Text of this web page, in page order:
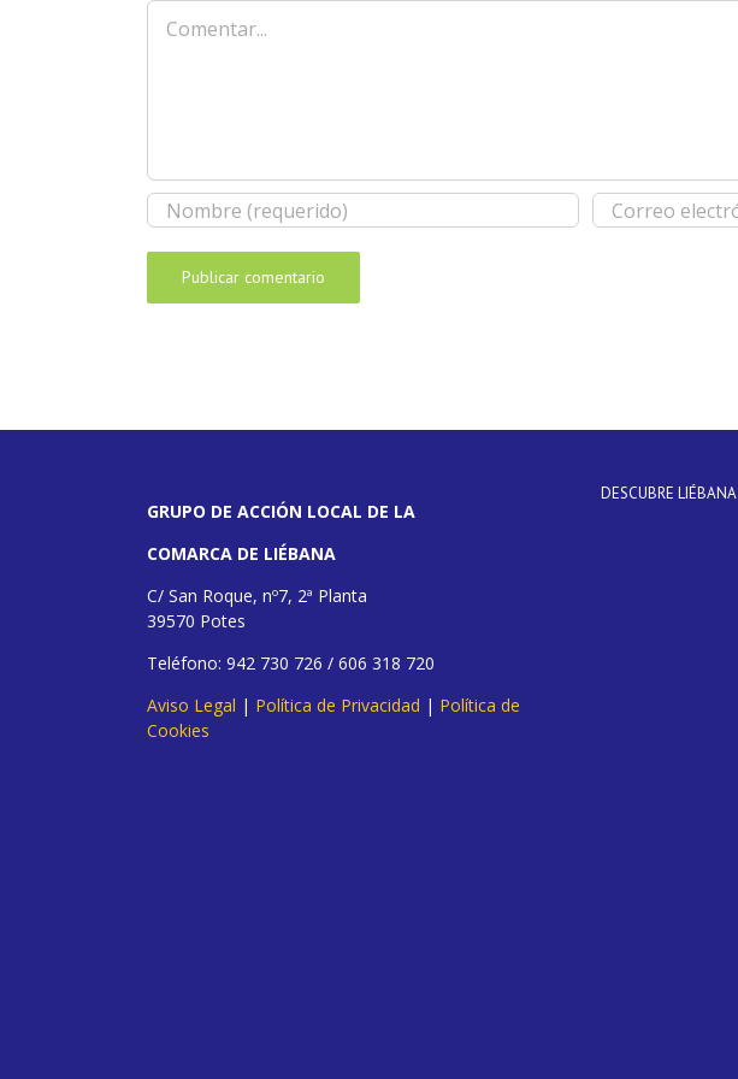
Comentar
GRUPO DE ACCIÓN LOCAL DE LA
COMARCA DE LIÉBANA
C/ San Roque, nº7, 2ª Planta
39570 Potes
Teléfono: 942 730 726 / 606 318 720
Aviso Legal | Política de Privacidad | Política de
Cookies
DESCUBRE LIÉBANA